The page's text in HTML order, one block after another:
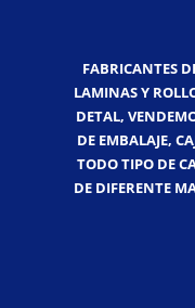
FABRICANTES
LAMINAS Y
DETAL,
DE EMBALAJE,
TODO TIPO DE
DE DIFERENTE